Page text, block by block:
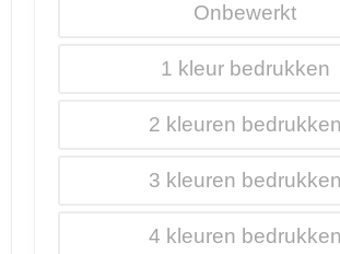
Onbewerkt
1
2
3
4